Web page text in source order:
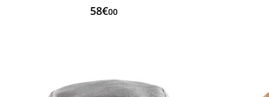
58€00